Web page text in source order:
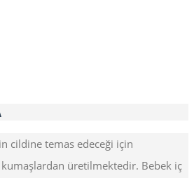
cildine temas edeceği için
üretilmektedir. Bebek iç